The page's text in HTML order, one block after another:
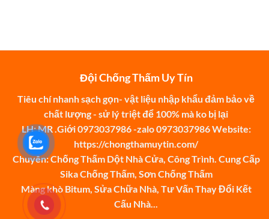
Đội Chống Thấm Uy Tín
Tiêu chí nhanh sạch gọn- vật liệu nhập khẩu đảm bảo về
chất lượng - sử lý triệt để 100% mà ko bị lại
LH: MR .Giới 0973037986 -zalo 0973037986 Website:
https://chongthamuytin.com/
Chuyên: Chống Thấm Dột Nhà Cửa, Công Trình. Cung Cấp
Sika Chống Thấm, Sơn Chống Thấm
Màng khò Bitum, Sửa Chữa Nhà, Tư Vấn Thay Đổi Kết
Cấu Nhà...